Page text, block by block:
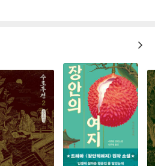
는 『변신하는 인형』이었는데, 아마 세계
수해에 걸친 퇴고를 거쳐 지금에 이르렀
현대문학』 초청으로 국내 중국문학 전공
도 했고, 2000년 방문 시에는 서울대학
교수는 「옮긴이의 말」에서 다음과 같은
인 경험을 하나 하게 되었다. 독문학자인